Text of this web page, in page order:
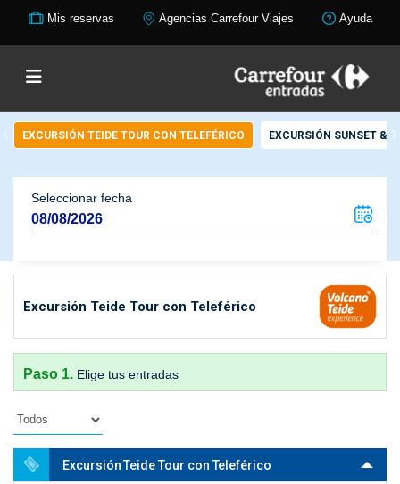
Mis reservas Agencias Carrefour Viajes Ayuda
EXCURSIÓN TEIDE TOUR CON TELEFÉRICO EXCURSIÓN SUNSET &
Seleccionar fecha
Excursión Teide Tour con Teleférico
Paso 1. Elige tus entradas
Excursión Teide Tour con Teleférico